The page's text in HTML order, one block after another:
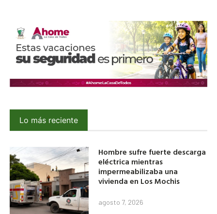
Lo más reciente
Hombre sufre fuerte descarga
eléctrica mientras
impermeabilizaba una
vivienda en Los Mochis
agosto 7, 2026